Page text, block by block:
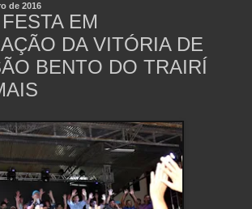
de 2016
EM
DA VITÓRIA DE
BENTO DO TRAIRÍ